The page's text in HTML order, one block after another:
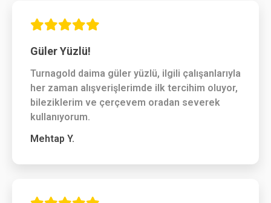
Güler Yüzlü!
Turnagold daima güler yüzlü, ilgili çalışanlarıyla
her zaman alışverişlerimde ilk tercihim oluyor,
bileziklerim ve çerçevem oradan severek
kullanıyorum.
Mehtap Y.